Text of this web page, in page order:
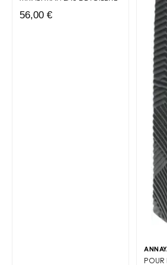
uma sensação imediata de
um bouquet
lavanda, chá verde, coentro e
confere ao perfume toda a sua
uma sillage
misturando tabaco, cedro,
branco, símbolo de segurança
O carácter do homem Undo
Undo Annayake
estilo. Moderno sem ser
confiança e a serenidade. O seu
sua personalidade: fresca,
elegante. Dirige-se àqueles que
fragrância capaz de evoluir com
à noite, com a mesma intensidade.
Porquê escolher o
56,00 €
POUR